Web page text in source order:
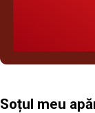
Soțul meu